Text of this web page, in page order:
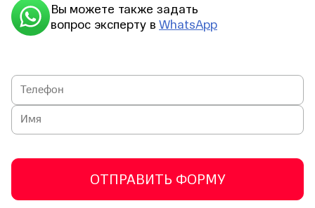
Вы можете также задать
вопрос эксперту в WhatsApp
ОТПРАВИТЬ ФОРМУ